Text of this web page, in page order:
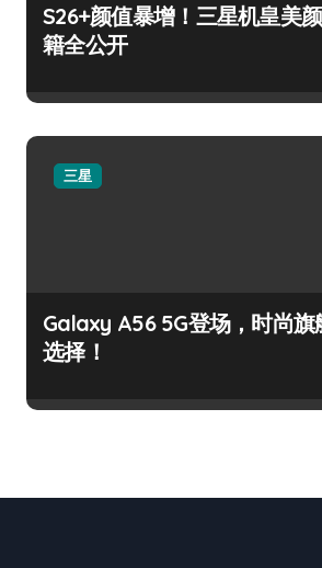
S26+颜值暴增！三星机皇美
籍全公开
三星
Galaxy A56 5G登场，时尚旗
选择！